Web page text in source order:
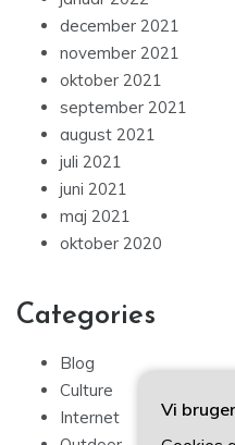
december 2021
november 2021
oktober 2021
september 2021
august 2021
juli 2021
juni 2021
maj 2021
oktober 2020
Categories
Blog
Culture
Internet
Vi